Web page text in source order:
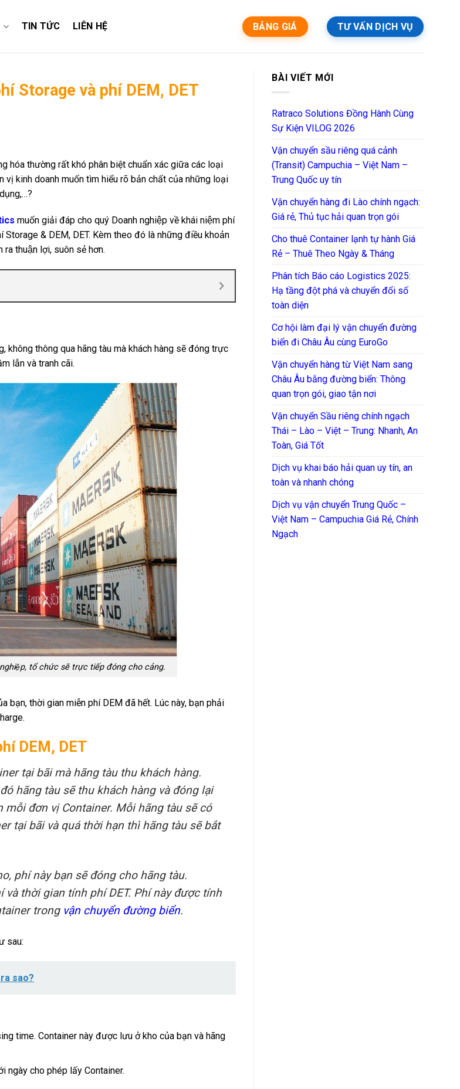
TIN TỨC LIÊN HỆ BẢNG GIÁ TƯ VẤN DỊCH VỤ
Storage và phí DEM, DET
hóa thường rất khó phân biệt chuẩn xác giữa các loại
vị kinh doanh muốn tìm hiểu rõ bản chất của những loại
muốn giải đáp cho quý Doanh nghiệp về khái niệm phí
& DEM, DET. Kèm theo đó là những điều khoản
thuận lợi, suôn sẻ hơn.
không thông qua hãng tàu mà khách hàng sẽ đóng trực
lẫn và tranh cãi.
tổ chức sẽ trực tiếp đóng cho cảng.
bạn, thời gian miễn phí DEM đã hết. Lúc này, bạn phải
DEM, DET
tại bãi mà hãng tàu thu khách hàng.
hãng tàu sẽ thu khách hàng và đóng lại
đơn vị Container. Mỗi hãng tàu sẽ có
tại bãi và quá thời hạn thì hãng tàu sẽ bắt
phí này bạn sẽ đóng cho hãng tàu.
thời gian tính phí DET. Phí này được tính
trong vận chuyển đường biển.
sau:
sao?
time. Container này được lưu ở kho của bạn và hãng
ngày cho phép lấy Container.
BÀI VIẾT MỚI
Ratraco Solutions Đồng Hành Cùng
Sự Kiện VILOG 2026
Vận chuyển sầu riêng quá cảnh
(Transit) Campuchia – Việt Nam –
Trung Quốc uy tín
Vận chuyển hàng đi Lào chính ngạch:
Giá rẻ, Thủ tục hải quan trọn gói
Cho thuê Container lạnh tự hành Giá
Rẻ – Thuê Theo Ngày & Tháng
Phân tích Báo cáo Logistics 2025:
Hạ tầng đột phá và chuyển đổi số
toàn diện
Cơ hội làm đại lý vận chuyển đường
biển đi Châu Âu cùng EuroGo
Vận chuyển hàng từ Việt Nam sang
Châu Âu bằng đường biển: Thông
quan trọn gói, giao tận nơi
Vận chuyển Sầu riêng chính ngạch
Thái – Lào – Việt – Trung: Nhanh, An
Toàn, Giá Tốt
Dịch vụ khai báo hải quan uy tín, an
toàn và nhanh chóng
Dịch vụ vận chuyển Trung Quốc –
Việt Nam – Campuchia Giá Rẻ, Chính
Ngạch